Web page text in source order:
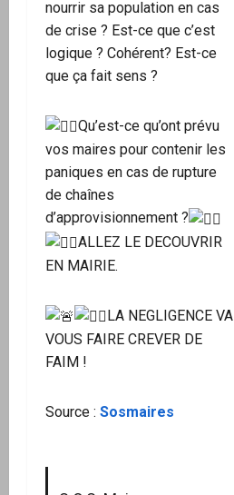
nourrir sa population en cas
de crise ? Est-ce que c’est
logique ? Cohérent? Est-ce
que ça fait sens ?
Qu’est-ce qu’ont prévu
vos maires pour contenir les
paniques en cas de rupture
de chaînes
d’approvisionnement ?
ALLEZ LE DECOUVRIR
EN MAIRIE.
LA NEGLIGENCE VA
VOUS FAIRE CREVER DE
FAIM !
Source : Sosmaires